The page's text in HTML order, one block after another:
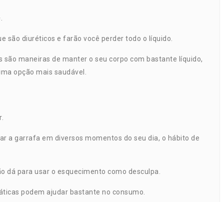
são diuréticos e farão você perder todo o líquido.
maneiras de manter o seu corpo com bastante líquido,
opção mais saudável.
a garrafa em diversos momentos do seu dia, o hábito de
dá para usar o esquecimento como desculpa.
podem ajudar bastante no consumo.